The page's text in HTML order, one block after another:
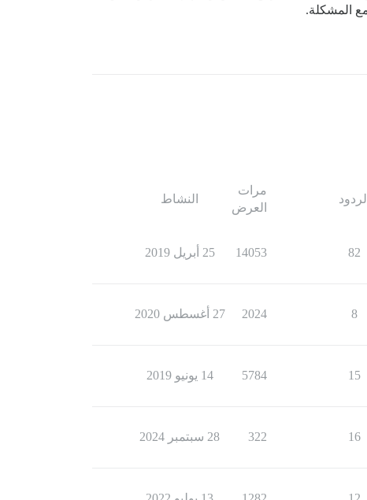
المشكلة.
الردود
مرات
العرض
النشاط
82
14053 25 أبريل 2019
8
2024 27 أغسطس 2020
15
5784 14 يونيو 2019
16
322 28 سبتمبر 2024